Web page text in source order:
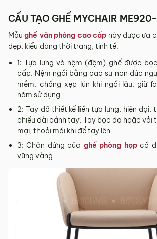
CẤU TẠO GHẾ MYCHAIR
Mẫughế văn phòng cao cấp này được ưa
đẹp, kiểu dáng thời trang, tinh tế.
1: Tựa lưng và nệm (đệm) ghế được
cấp. Nệm ngồi bằng cao su non đúc
mềm, chống xẹp lún khi ngồi lâu, giữ
năm sử dụng
2: Tay đỡ thiết kế liền tựa lưng, hiện đại,
chiều dài cánh tay. Tay bọc da hoặc vải
mại, thoải mái khi để tay lên
3: Chân đứng của ghế phòng họpcố
vững vàng
3.3. Chính sách giao hàng và
tỉnh/thành phố khác
Các Tỉnh/ Thành khác ngoài khu vực
TP. Hồ Chí Minh phí vận chuyển sẽ được
hàng theo từng khu vực.
Phí giao hàng sẽ được MyChair thông
khách hàng trước khi tiến hành thanh
giao hàng.
Trong quá trình vận chuyển quý khách
phát sinh hoặc góp ý nào vui lòng liên
468để nhận được sự hỗ trợ nhanh nhất.
4. Chính sách Đổi trả,
Quý khách có thể đổi/trả sản
ngày kể từ ngày nhận hàng.
4.1. Các trường hợp được đổi
Sản phẩm bị lỗi do nhà sản xuất.
Giao sai sản phẩm, sai mẫu mã so với